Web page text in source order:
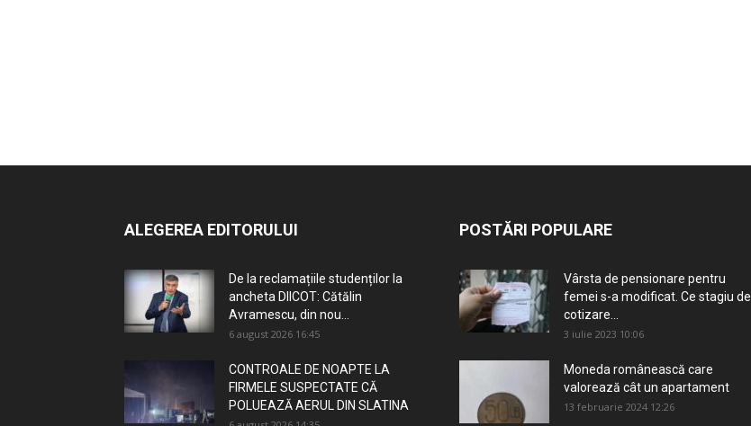
ALEGEREA EDITORULUI
De la reclamațiile studenților la
ancheta DIICOT: Cătălin
Avramescu, din nou...
6 august 2026 16:45
CONTROALE DE NOAPTE LA
FIRMELE SUSPECTATE CĂ
POLUEAZĂ AERUL DIN SLATINA
POSTĂRI POPULARE
Vârsta de pensionare pentru
femei s-a modificat. Ce stagiu de
cotizare...
3 iulie 2023 10:06
Moneda românească care
valorează cât un apartament
13 februarie 2024 12:26